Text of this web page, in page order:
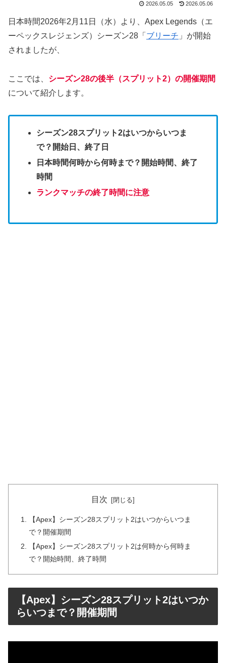
2026.05.05 2026.05.06
日本時間2026年2月11日（水）より、Apex Legends（エ
ーペックスレジェンズ）シーズン28「 ブリーチ 」が開始
されましたが、
ここでは、 シーズン28の後半（スプリット2）の開催期間
について紹介します。
シーズン28スプリット2はいつからいつま
で？開始日、終了日
日本時間何時から何時まで？開始時間、終了
時間
ランクマッチの終了時間に注意
目次
【Apex】シーズン28スプリット2はいつからいつま
で？開催期間
【Apex】シーズン28スプリット2は何時から何時ま
で？開始時間、終了時間
【Apex】シーズン28スプリット2はいつか
らいつまで？開催期間